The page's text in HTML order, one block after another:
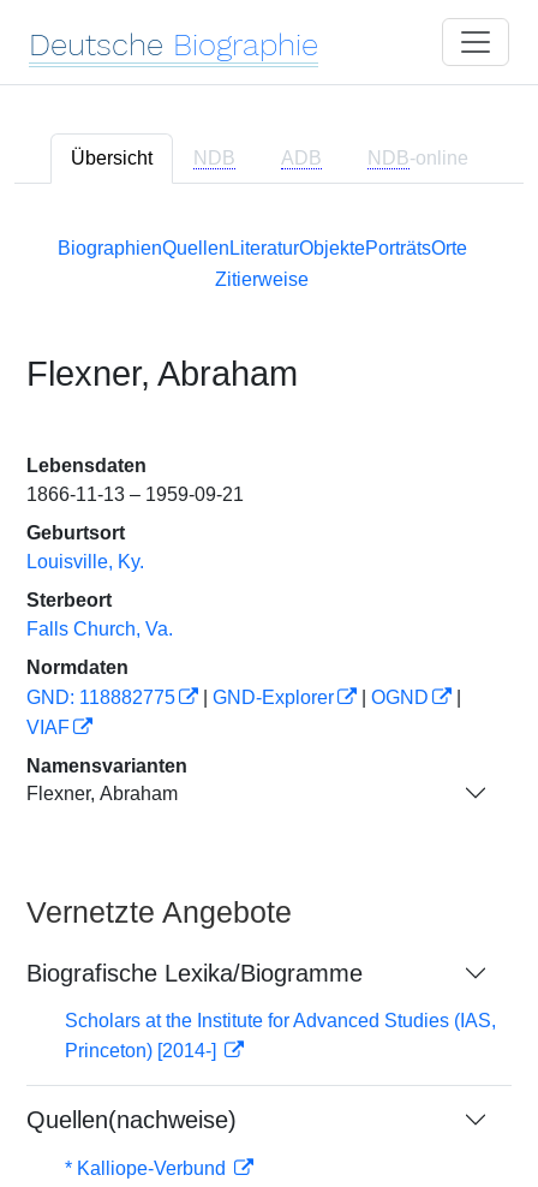
Deutsche Biographie
Übersicht NDB ADB NDB-online
BiographienQuellen LiteraturObjektePorträtsOrte
Zitierweise
Flexner, Abraham
Lebensdaten
1866-11-13 – 1959-09-21
Geburtsort
Louisville, Ky.
Sterbeort
Falls Church, Va.
Normdaten
GND: 118882775
GND-Explorer OGND
VIAF
Namensvarianten
Flexner, Abraham
Vernetzte Angebote
Biografische Lexika/Biogramme
Scholars at the Institute for Advanced Studies (IAS,
Princeton) [2014-]
Quellen(nachweise)
* Kalliope-Verbund